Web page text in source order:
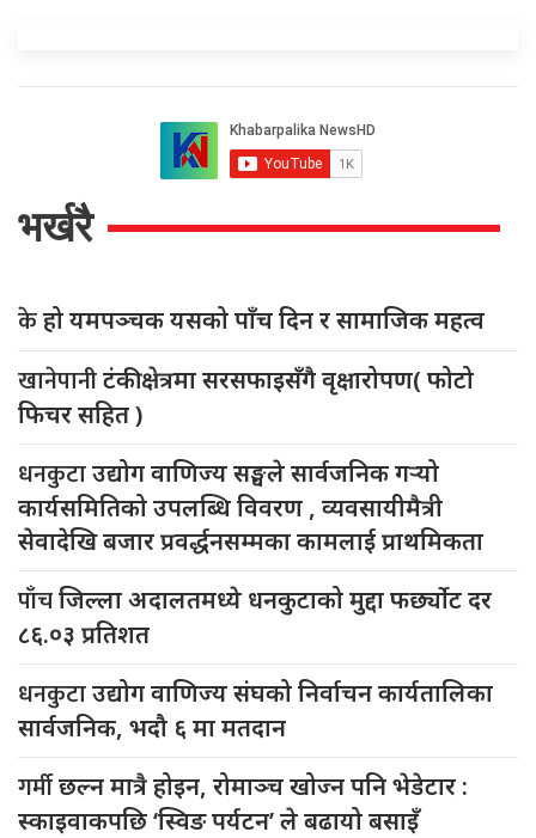
भर्खरै
केहो यमपञ्चक यसको पाँच दिन र सामाजिक महत्व
खानेपानीटंकी क्षेत्रमा सरसफाइसँगै वृक्षारोपण( फोटो
फिचर सहित )
धनकुटाउद्योग वाणिज्य सङ्घले सार्वजनिक गर्‍यो
कार्यसमितिको उपलब्धि विवरण , व्यवसायीमैत्री
सेवादेखि बजार प्रवर्द्धनसम्मका कामलाई प्राथमिकता
पाँचजिल्ला अदालतमध्ये धनकुटाको मुद्दा फर्छ्योट दर
८६.०३ प्रतिशत
धनकुटाउद्योग वाणिज्य संघको निर्वाचन कार्यतालिका
सार्वजनिक, भदौ ६ मा मतदान
गर्मीछल्न मात्रै होइन, रोमाञ्च खोज्न पनि भेडेटार :
स्काइवाकपछि ‘स्विङ पर्यटन’ ले बढायो बसाइँ